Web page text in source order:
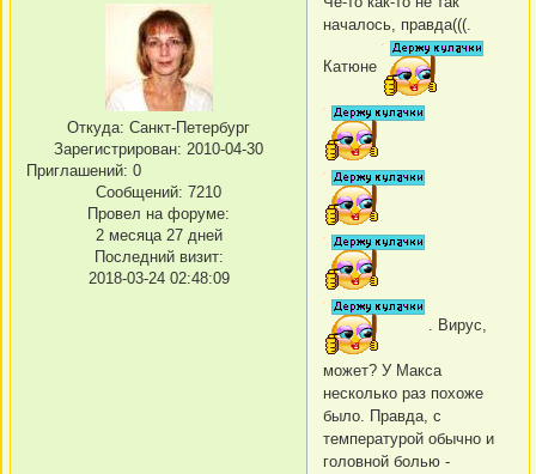
Откуда: Санкт-Петербург
Зарегистрирован: 2010-04-30
Приглашений: 0
Сообщений: 7210
Провел на форуме:
2 месяца 27 дней
Последний визит:
2018-03-24 02:48:09
началось, правда(((.
Катюне
. Вирус,
может? У Макса
несколько раз похоже
было. Правда, с
температурой обычно и
головной болью -